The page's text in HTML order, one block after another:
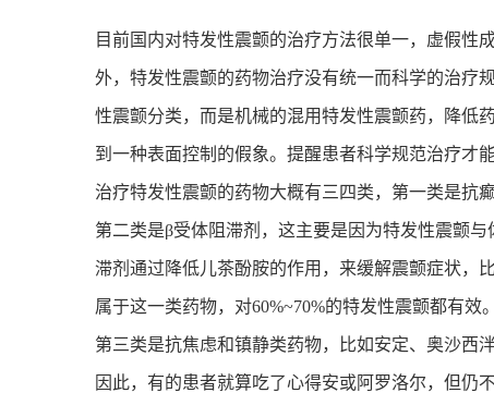
目前国内对特发性震颤的治疗方法很单一，虚假性
外，特发性震颤的药物治疗没有统一而科学的治疗
性震颤分类，而是机械的混用特发性震颤药，降低
到一种表面控制的假象。提醒患者科学规范治疗才
治疗特发性震颤的药物大概有三四类，第一类是抗
第二类是β受体阻滞剂，这主要是因为特发性震颤
滞剂通过降低儿茶酚胺的作用，来缓解震颤症状，
属于这一类药物，对60%~70%的特发性震颤都有效。
第三类是抗焦虑和镇静类药物，比如安定、奥沙西泮
因此，有的患者就算吃了心得安或阿罗洛尔，但仍